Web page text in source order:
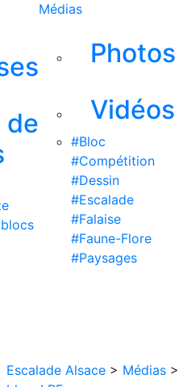
de
Médias
Photos
Vidéos
#Bloc
#Compétition
#Dessin
#Escalade
#Falaise
#Faune-Flore
#Paysages
Escalade Alsace > Médias >